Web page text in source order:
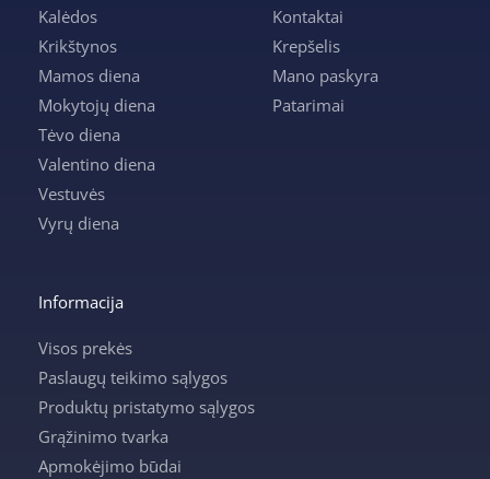
Kalėdos
Krikštynos
Mamos diena
Mokytojų diena
Tėvo diena
Valentino diena
Vestuvės
Vyrų diena
Kontaktai
Krepšelis
Mano paskyra
Patarimai
Informacija
Visos prekės
Paslaugų teikimo sąlygos
Produktų pristatymo sąlygos
Grąžinimo tvarka
Apmokėjimo būdai